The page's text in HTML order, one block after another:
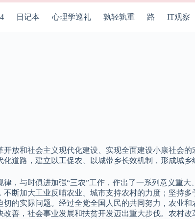
日记本 心理学巡礼 孰轻孰重 路 IT观察
放和社会主义现代化建设、实现全面建设小康社会
道路，建立以工促农、以城带乡长效机制，形成城乡
，与时俱进加强“三农”工作，作出了一系列意义重
断加大工业反哺农业、城市支持农村的力度；坚持
的实际问题。经过全党全国人民的共同努力，农业
善，社会事业发展和扶贫开发迈出重大步伐。农村